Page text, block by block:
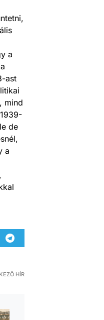
a
ast
mind
de
a
HÍR